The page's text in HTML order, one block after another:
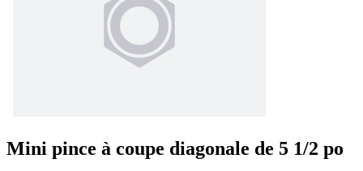
Mini pince à coupe diagonale de 5 1/2 po